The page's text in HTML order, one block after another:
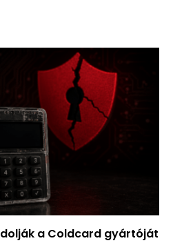
a Coldcard gyártóját